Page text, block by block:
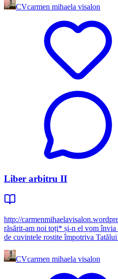
CVcarmen mihaela visalon
Liber arbitru II
http://
răsărit-am noi toți* și-n el vom
de cuvintele rostite împotriva
CVcarmen mihaela visalon